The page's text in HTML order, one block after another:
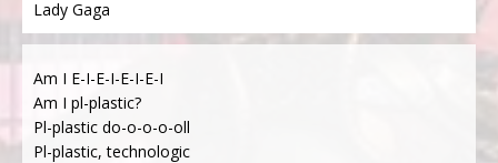
Lady Gaga
Am I E-I-E-I-E-I-E-I
Am I pl-plastic?
Pl-plastic do-o-o-o-oll
Pl-plastic, technologic